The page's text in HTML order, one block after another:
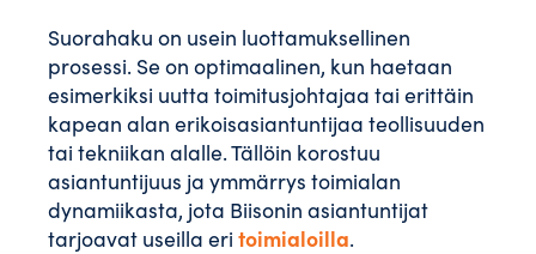
Suorahaku on usein luottamuksellinen
prosessi. Se on optimaalinen, kun haetaan
esimerkiksi uutta toimitusjohtajaa tai erittäin
kapean alan erikoisasiantuntijaa teollisuuden
tai tekniikan alalle. Tällöin korostuu
asiantuntijuus ja ymmärrys toimialan
dynamiikasta, jota Biisonin asiantuntijat
tarjoavat useilla eri toimialoilla.